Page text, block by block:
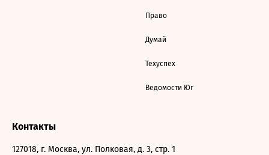
Право
Думай
Техуспех
Ведомости Юг
Контакты
127018, г. Москва, ул. Полковая, д. 3, стр. 1